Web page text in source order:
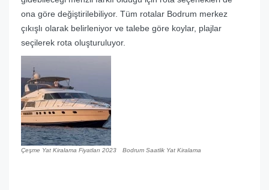
ona göre değiştirilebiliyor. Tüm rotalar Bodrum merkez
çıkışlı olarak belirleniyor ve talebe göre koylar, plajlar
seçilerek rota oluşturuluyor.
Çeşme Yat Kiralama Fiyatları 2023 Bodrum Saatlik Yat Kiralama